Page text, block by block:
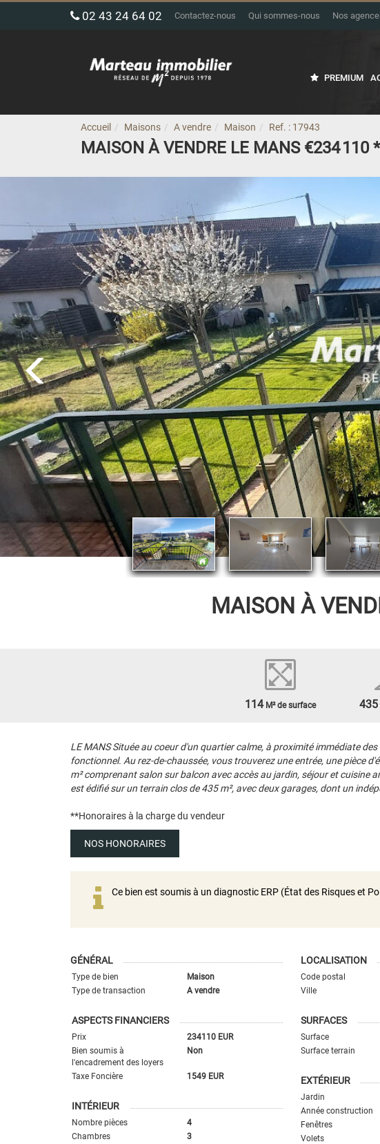
02 43 24 64 02 Contactez-nous Qui sommes-nous Nos
PREMIUM
Accueil Maisons A vendre Maison Ref. : 17943
MAISON À VENDRE LE MANS €234 110
MAISON À
114M² de surface 435
LE MANS Située au coeur d'un quartier calme, à proximité immédiate
fonctionnel. Au rez-de-chaussée, vous trouverez une entrée, une pièce
m² comprenant salon sur balcon avec accès au jardin, séjour et cuisine
est édifié sur un terrain clos de 435 m², avec deux garages, dont un
**Honoraires à la charge du vendeur
NOS HONORAIRES
Ce bien est soumis à un diagnostic ERP (État des Risques et
GÉNÉRAL
Type de bien
Maison
Type de transaction
A vendre
LOCALISATION
Code postal
Ville
ASPECTS FINANCIERS
Prix
234110 EUR
Bien soumis à
l'encadrement des loyers
Non
Taxe Foncière 1549 EUR
SURFACES
Surface
Surface terrain
EXTÉRIEUR
Jardin
Année construction
Fenêtres
Volets
INTÉRIEUR
Nombre pièces
4
Chambres
3